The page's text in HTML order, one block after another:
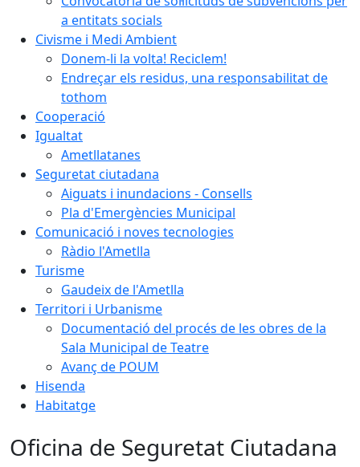
a entitats socials
Civisme i Medi Ambient
Donem-li la volta! Reciclem!
Endreçar els residus, una responsabilitat de
tothom
Cooperació
Igualtat
Ametllatanes
Seguretat ciutadana
Aiguats i inundacions - Consells
Pla d'Emergències Municipal
Comunicació i noves tecnologies
Ràdio l'Ametlla
Turisme
Gaudeix de l'Ametlla
Territori i Urbanisme
Documentació del procés de les obres de la
Sala Municipal de Teatre
Avanç de POUM
Hisenda
Habitatge
Oficina de Seguretat Ciutadana